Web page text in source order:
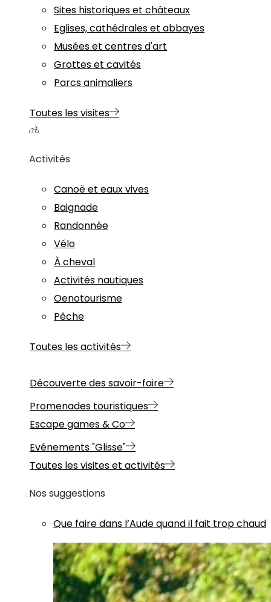
Sites historiques et châteaux
Eglises, cathédrales et abbayes
Musées et centres d'art
Grottes et cavités
Parcs animaliers
Toutes les visites
Activités
Canoë et eaux vives
Baignade
Randonnée
Vélo
À cheval
Activités nautiques
Oenotourisme
Pêche
Toutes les activités
Découverte des savoir-faire
Promenades touristiques
Escape games & Co
Evénements "Glisse"
Toutes les visites et activités
Nos suggestions
Que faire dans l’Aude quand il fait trop chaud